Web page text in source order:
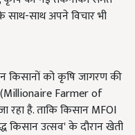
साथ-साथ अपने विचार भी
किसानों को कृषि जागरण की
Farmer of
रहा है. ताकि किसान MFOI
किसान उत्सव' के दौरान खेती